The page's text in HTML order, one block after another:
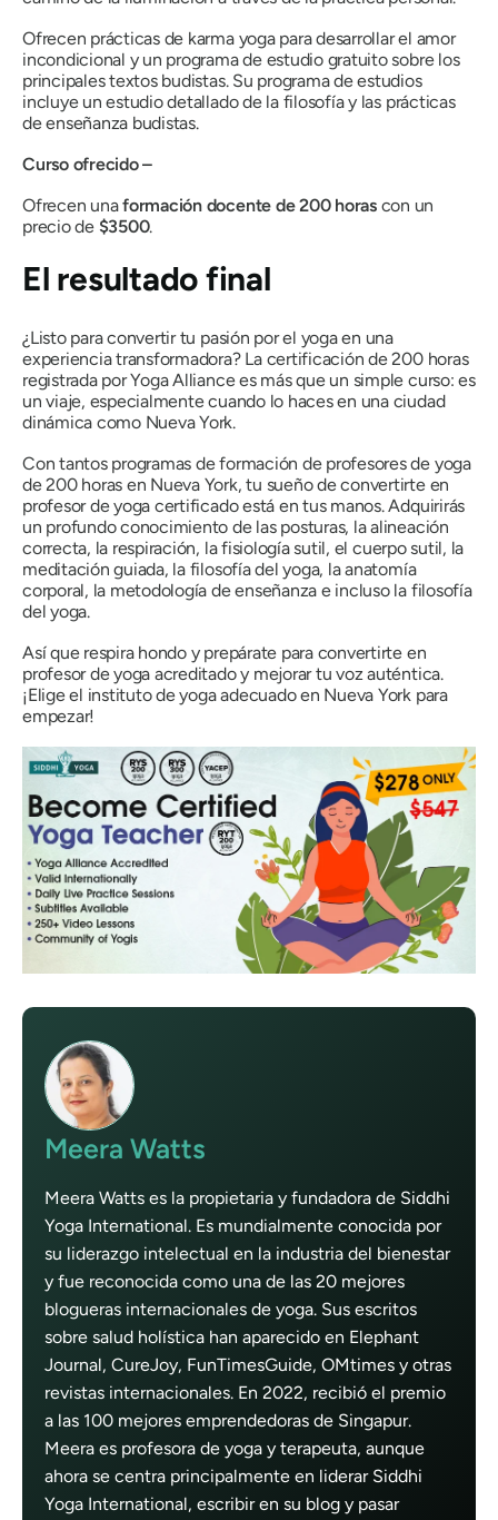
Ofrecen prácticas de karma yoga para desarrollar el amor
incondicional y un programa de estudio gratuito sobre los
principales textos budistas. Su programa de estudios
incluye un estudio detallado de la filosofía y las prácticas
de enseñanza budistas.
Curso ofrecido –
Ofrecen unaformación docente de 200 horascon un
precio de $3500.
El resultado final
¿Listo para convertir tu pasión por el yoga en una
experiencia transformadora? La certificación de 200 horas
registrada por Yoga Alliance es más que un simple curso: es
un viaje, especialmente cuando lo haces en una ciudad
dinámica como Nueva York.
Con tantos programas de formación de profesores de yoga
de 200 horas en Nueva York, tu sueño de convertirte en
profesor de yoga certificado está en tus manos. Adquirirás
un profundo conocimiento de las posturas, la alineación
correcta, la respiración, la fisiología sutil, el cuerpo sutil, la
meditación guiada, la filosofía del yoga, la anatomía
corporal, la metodología de enseñanza e incluso la filosofía
del yoga.
Así que respira hondo y prepárate para convertirte en
profesor de yoga acreditado y mejorar tu voz auténtica.
¡Elige el instituto de yoga adecuado en Nueva York para
empezar!
Meera Watts
Meera Watts es la propietaria y fundadora de Siddhi
Yoga International. Es mundialmente conocida por
su liderazgo intelectual en la industria del bienestar
y fue reconocida como una de las 20 mejores
blogueras internacionales de yoga. Sus escritos
sobre salud holística han aparecido en Elephant
Journal, CureJoy, FunTimesGuide, OMtimes y otras
revistas internacionales. En 2022, recibió el premio
a las 100 mejores emprendedoras de Singapur.
Meera es profesora de yoga y terapeuta, aunque
ahora se centra principalmente en liderar Siddhi
Yoga International, escribir en su blog y pasar